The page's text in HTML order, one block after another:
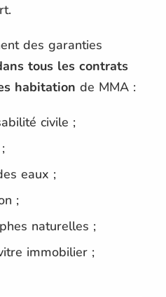
des garanties
tous les contrats
habitation de MMA :
civile ;
eaux ;
;
naturelles ;
immobilier ;